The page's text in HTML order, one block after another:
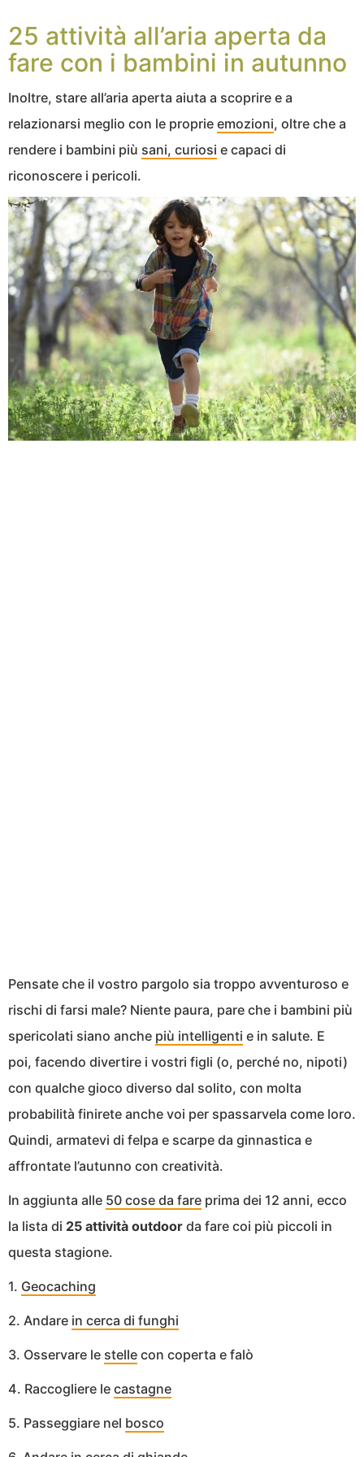
25 attività all’aria aperta da
fare con i bambini in autunno
Inoltre, stare all’aria aperta aiuta a scoprire e a
relazionarsi meglio con le proprie emozioni, oltre che a
rendere i bambini più sani, curiosi e capaci di
riconoscere i pericoli.
Pensate che il vostro pargolo sia troppo avventuroso e
rischi di farsi male? Niente paura, pare che i bambini più
spericolati siano anche più intelligenti e in salute. E
poi, facendo divertire i vostri figli (o, perché no, nipoti)
con qualche gioco diverso dal solito, con molta
probabilità finirete anche voi per spassarvela come loro.
Quindi, armatevi di felpa e scarpe da ginnastica e
affrontate l’autunno con creatività.
In aggiunta alle 50 cose da fare prima dei 12 anni, ecco
la lista di 25 attività outdoor da fare coi più piccoli in
questa stagione.
1. Geocaching
2. Andare in cerca di funghi
3. Osservare le stelle con coperta e falò
4. Raccogliere le castagne
5. Passeggiare nel bosco